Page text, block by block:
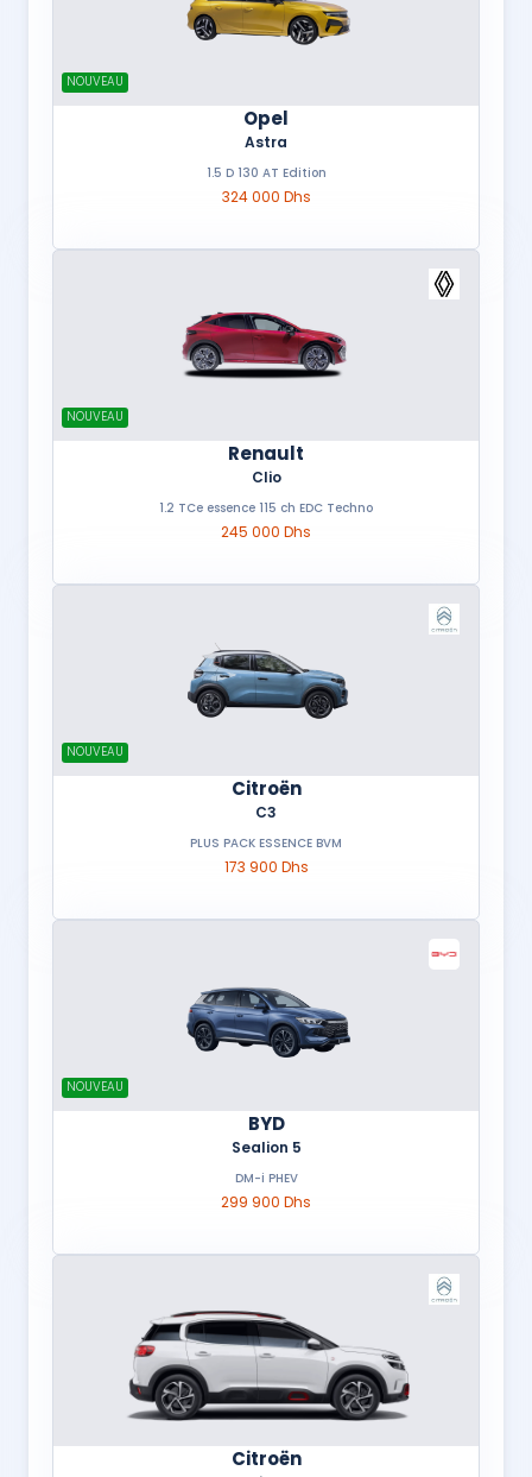
NOUVEAU
Opel
Astra
1.5 D 130 AT Edition
324 000 Dhs
NOUVEAU
Renault
Clio
1.2 TCe essence 115 ch EDC Techno
245 000 Dhs
NOUVEAU
Citroën
C3
PLUS PACK ESSENCE BVM
173 900 Dhs
NOUVEAU
BYD
Sealion 5
DM-i PHEV
299 900 Dhs
Citroën